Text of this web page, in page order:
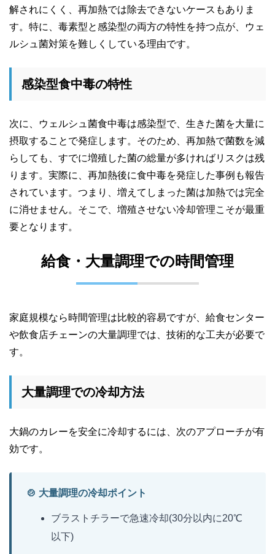
解されにくく、再加熱では除去できないケースもありま
す。特に、毒素型と感染型の両方の特性を持つ点が、ウェ
ルシュ菌対策を難しくしている理由です。
感染型食中毒の特性
次に、ウェルシュ菌食中毒は感染型で、生きた菌を大量に
摂取することで発症します。そのため、再加熱で菌数を減
らしても、すでに増殖した菌の総量が多ければリスクは残
ります。実際に、再加熱後に食中毒を発症した事例も報告
されています。つまり、増えてしまった菌は加熱では完全
に消せません。そこで、増殖させない冷却管理こそが最重
要となります。
給食・大量調理での時間管理
家庭規模なら時間管理は比較的容易ですが、給食センター
や飲食店チェーンの大量調理では、技術的な工夫が必要で
す。
大量調理での冷却方法
大鍋のカレーを安全に冷却するには、次のアプローチが有
効です。
🍲 大量調理の冷却ポイント
ブラストチラーで急速冷却(30分以内に20℃
以下)